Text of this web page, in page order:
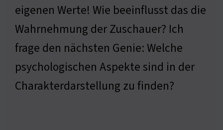
eigenen Werte! Wie beeinflusst das die
Wahrnehmung der Zuschauer? Ich
frage den nächsten Genie: Welche
psychologischen Aspekte sind in der
Charakterdarstellung zu finden?